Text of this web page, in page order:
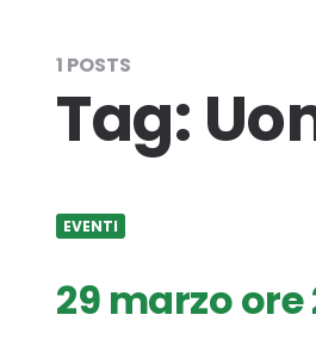
1 POSTS
Tag:
EVENTI
29 marzo ore